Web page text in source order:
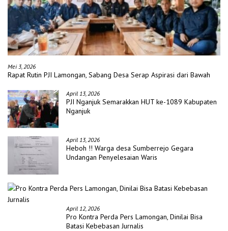
Mei 3, 2026
Rapat Rutin PJI Lamongan, Sabang Desa Serap Aspirasi dari Bawah
April 13, 2026
PJI Nganjuk Semarakkan HUT ke-1089 Kabupaten
Nganjuk
April 13, 2026
Heboh !! Warga desa Sumberrejo Gegara
Undangan Penyelesaian Waris
April 12, 2026
Pro Kontra Perda Pers Lamongan, Dinilai Bisa
Batasi Kebebasan Jurnalis